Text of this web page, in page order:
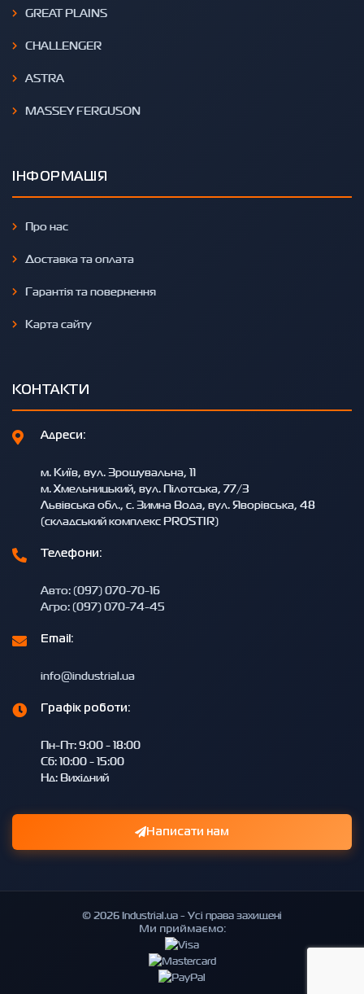
GREAT PLAINS
CHALLENGER
ASTRA
MASSEY FERGUSON
ІНФОРМАЦІЯ
Про нас
Доставка та оплата
Гарантія та повернення
Карта сайту
КОНТАКТИ
Адреси:
м. Київ, вул. Зрошувальна, 11
м. Хмельницький, вул. Пілотська, 77/3
Львівська обл., с. Зимна Вода, вул. Яворівська, 48
(складський комплекс PROSTIR)
Телефони:
Авто: (097) 070-70-16
Агро: (097) 070-74-45
Email:
info@industrial.ua
Графік роботи:
Пн-Пт: 9:00 - 18:00
Сб: 10:00 - 15:00
Нд: Вихідний
Написати нам
© 2026 Industrial.ua - Усі права захищені
Ми приймаємо: